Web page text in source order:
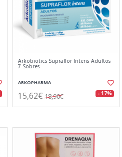
Arkobiotics Supraflor Intens Adultos
7 Sobres
ARKOPHARMA
15,62€ 18,90€ - 17%